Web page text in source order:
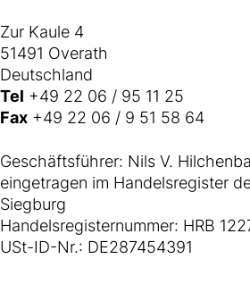
Zur Kaule 4
51491 Overath
Deutschland
Tel +49 22 06 / 95 11 25
Fax +49 22 06 / 9 51 58 64
Geschäftsführer: Nils V.
eingetragen im Handelsregister
Siegburg
Handelsregisternummer: HRB
USt-ID-Nr.: DE287454391